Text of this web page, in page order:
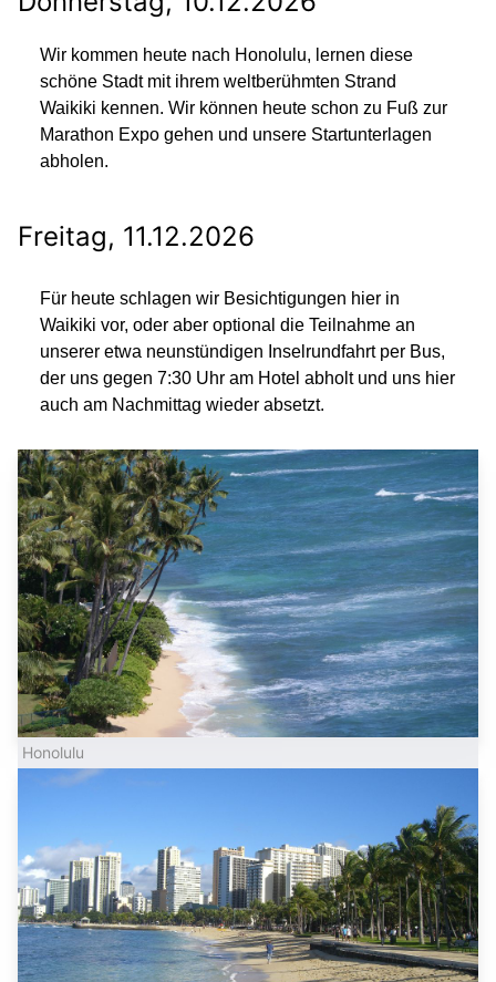
Wir kommen heute nach Honolulu, lernen diese
schöne Stadt mit ihrem weltberühmten Strand
Waikiki kennen. Wir können heute schon zu Fuß zur
Marathon Expo gehen und unsere Startunterlagen
abholen.
Freitag, 11.12.2026
Für heute schlagen wir Besichtigungen hier in
Waikiki vor, oder aber optional die Teilnahme an
unserer etwa neunstündigen Inselrundfahrt per Bus,
der uns gegen 7:30 Uhr am Hotel abholt und uns hier
auch am Nachmittag wieder absetzt.
Honolulu